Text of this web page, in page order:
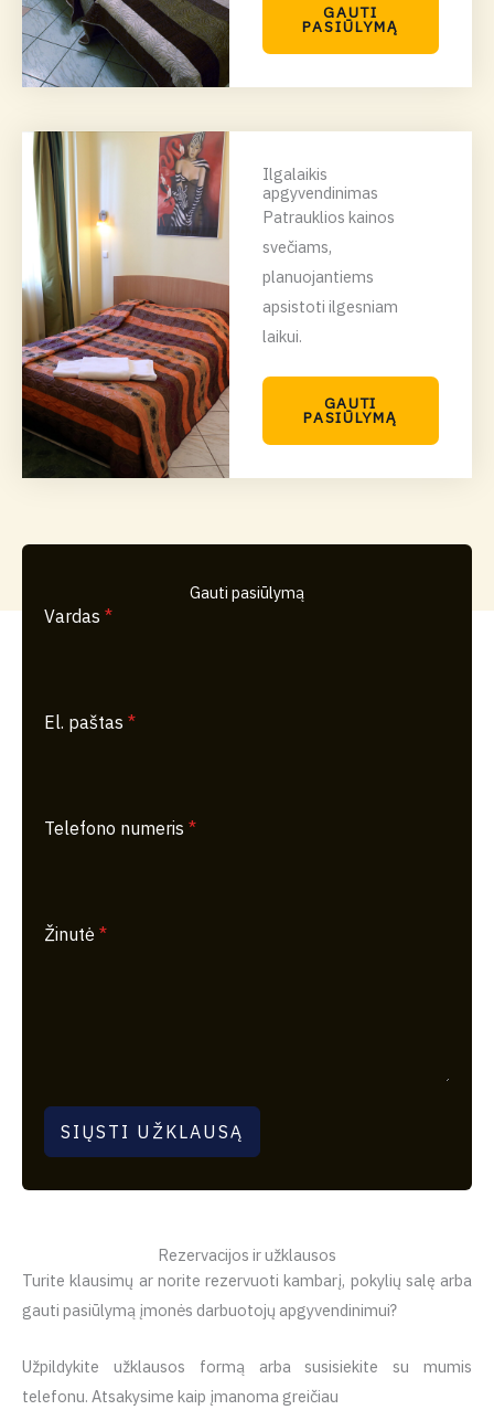
GAUTI
PASIŪLYMĄ
Ilgalaikis
apgyvendinimas
Patrauklios kainos
svečiams,
planuojantiems
apsistoti ilgesniam
laikui.
GAUTI
PASIŪLYMĄ
Gauti pasiūlymą
Vardas *
El. paštas *
Telefono numeris *
Žinutė *
SIŲSTI UŽKLAUSĄ
Rezervacijos ir užklausos
Turite klausimų ar norite rezervuoti kambarį, pokylių salę arba
gauti pasiūlymą įmonės darbuotojų apgyvendinimui?
Užpildykite užklausos formą arba susisiekite su mumis
telefonu. Atsakysime kaip įmanoma greičiau